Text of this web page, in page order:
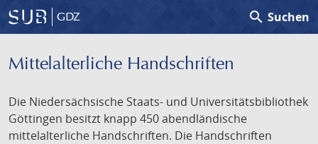
GDZ search Suchen
Mittelalterliche Handschriften
Die Niedersächsische Staats- und Universitätsbibliothek
Göttingen besitzt knapp 450 abendländische
mittelalterliche Handschriften. Die Handschriften